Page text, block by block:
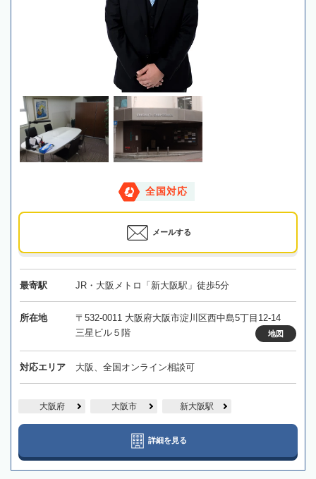
全国対応
メールする
最寄駅 JR・大阪メトロ「新大阪駅」徒歩5分
所在地
〒532-0011 大阪府大阪市淀川区西中島5丁目12-14
三星ビル５階
地図
対応エリア 大阪、全国オンライン相談可
大阪府 大阪市 新大阪駅
詳細を見る